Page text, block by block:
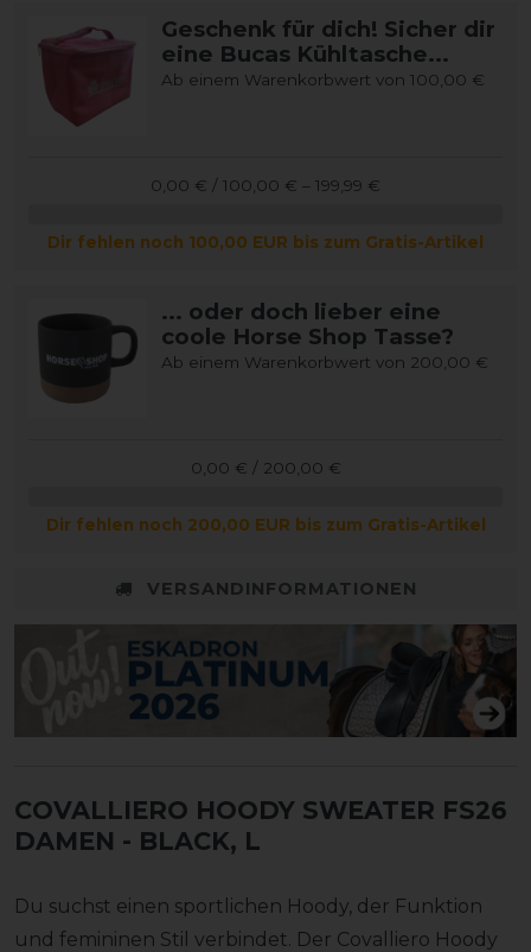
Geschenk für dich! Sicher dir
eine Bucas Kühltasche...
Ab einem Warenkorbwert von 100,00 €
0,00 € / 100,00 € – 199,99 €
Dir fehlen noch 100,00 EUR bis zum Gratis-Artikel
... oder doch lieber eine
coole Horse Shop Tasse?
Ab einem Warenkorbwert von 200,00 €
0,00 € / 200,00 €
Dir fehlen noch 200,00 EUR bis zum Gratis-Artikel
VERSANDINFORMATIONEN
COVALLIERO HOODY SWEATER FS26
DAMEN - BLACK, L
Du suchst einen sportlichen Hoody, der Funktion
und femininen Stil verbindet. Der Covalliero Hoody